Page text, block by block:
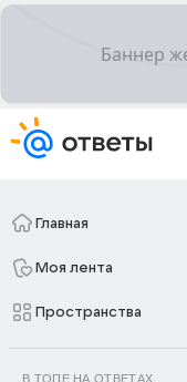
Главная
Моя лента
Пространства
В ТОПЕ НА ОТВЕТАХ